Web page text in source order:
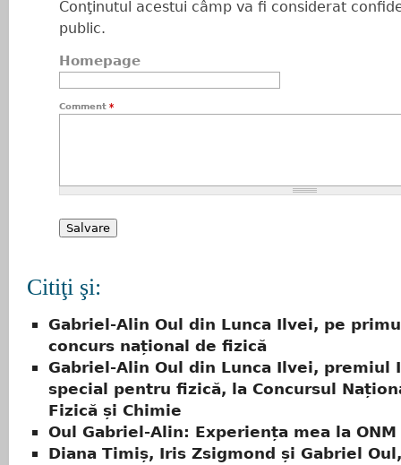
Conţinutul acestui câmp va fi considerat
public.
Homepage
Comment *
Citiţi şi:
Gabriel-Alin Oul din Lunca Ilvei, pe
concurs național de fizică
Gabriel-Alin Oul din Lunca Ilvei, premiul
special pentru fizică, la Concursul
Fizică și Chimie
Oul Gabriel-Alin: Experiența mea la
Diana Timiș, Iris Zsigmond și Gabriel